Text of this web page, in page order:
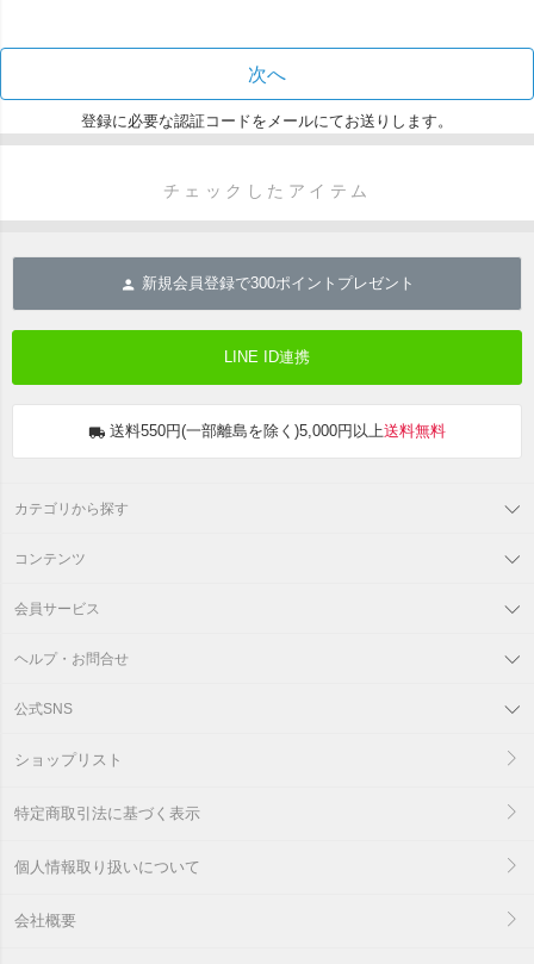
次へ
登録に必要な認証コードをメールにてお送りします。
チェックしたアイテム
新規会員登録で300ポイントプレゼント
LINE ID連携
送料550円(一部離島を除く)5,000円以上送料無料
カテゴリから探す
コンテンツ
会員サービス
ヘルプ・お問合せ
公式SNS
ショップリスト
特定商取引法に基づく表示
個人情報取り扱いについて
会社概要